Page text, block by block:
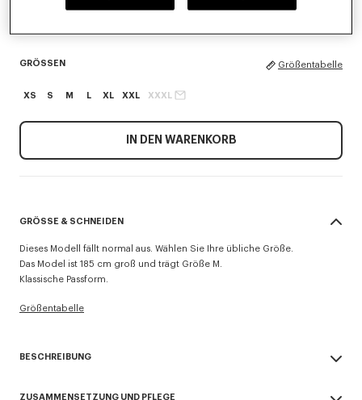
GRÖSSEN Größentabelle
XS S M L XL XXL XXXL
IN DEN WARENKORB
GRÖSSE & SCHNEIDEN
Dieses Modell fällt normal aus. Wählen Sie Ihre übliche Größe.
Das Model ist 185 cm groß und trägt Größe M.
Klassische Passform.
Größentabelle
BESCHREIBUNG
ZUSAMMENSETZUNG UND PFLEGE